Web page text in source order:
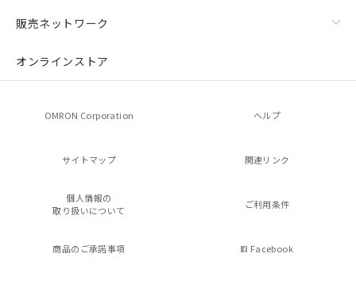
販売ネットワーク
オンラインストア
OMRON Corporation ヘルプ
サイトマップ 関連リンク
個人情報の
取り扱いについて
ご利用条件
商品のご承諾事項 Facebook